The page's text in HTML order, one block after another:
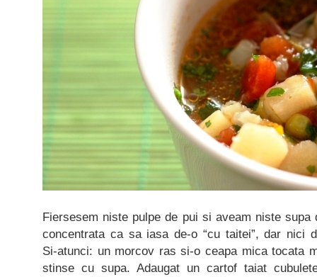
Fiersesem niste pulpe de pui si aveam niste supa
concentrata ca sa iasa de-o “cu taitei”, dar nici
Si-atunci: un morcov ras si-o ceapa mica tocata
stinse cu supa. Adaugat un cartof taiat